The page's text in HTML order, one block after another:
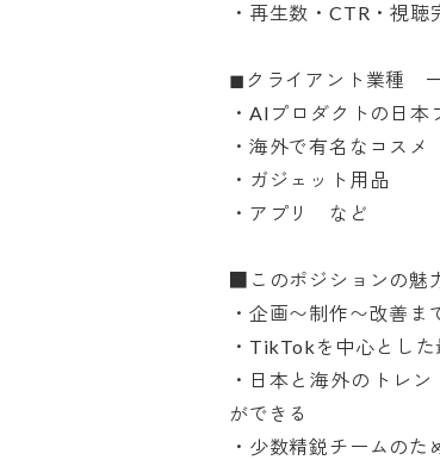
・再生数・CTR・視
◼︎クライアント業種　
・AIプロダクトの日本
・海外で有名なコスメ
・ガジェット用品
・アプリ　など
■このポジションの魅
・企画〜制作〜改善
・TikTokを中心とし
・日本と海外のトレ
ができる
・少数精鋭チームの